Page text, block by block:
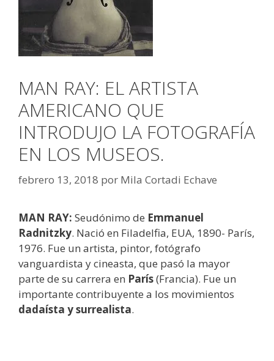
MAN RAY: EL ARTISTA
AMERICANO QUE
INTRODUJO LA FOTOGRAFÍA
EN LOS MUSEOS.
febrero 13, 2018 por Mila Cortadi Echave
MAN RAY: Seudónimo de Emmanuel
Radnitzky. Nació en Filadelfia, EUA, 1890- París,
1976. Fue un artista, pintor, fotógrafo
vanguardista y cineasta, que pasó la mayor
parte de su carrera en París(Francia). Fue un
importante contribuyente a los movimientos
dadaísta y surrealista.